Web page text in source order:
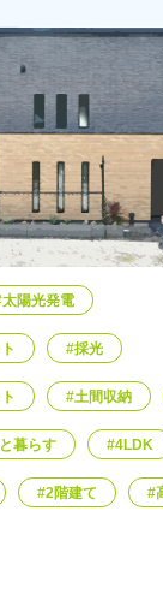
リア限定商品
陽光発電
#採光
#土間収納
暮らす #4LDK
#2階建て #